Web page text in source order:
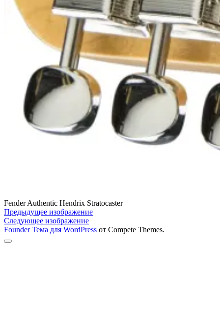
Fender Authentic Hendrix Stratocaster
Предыдущее изображение
Следующее изображение
Founder Тема для WordPress от Compete Themes.
Прокрутка